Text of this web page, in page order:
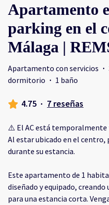
Apartamento
parking en el
Málaga |
Apartamento con servicios ·
dormitorio · 1 baño
4.75 · 7 reseñas
⚠️ El AC está temporalmente
Al estar ubicado en el
durante su estancia.
Este apartamento de 1
diseñado y equipado,
para una estancia corta.